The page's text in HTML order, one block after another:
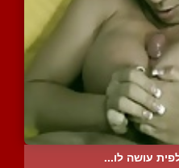
עושה לו...